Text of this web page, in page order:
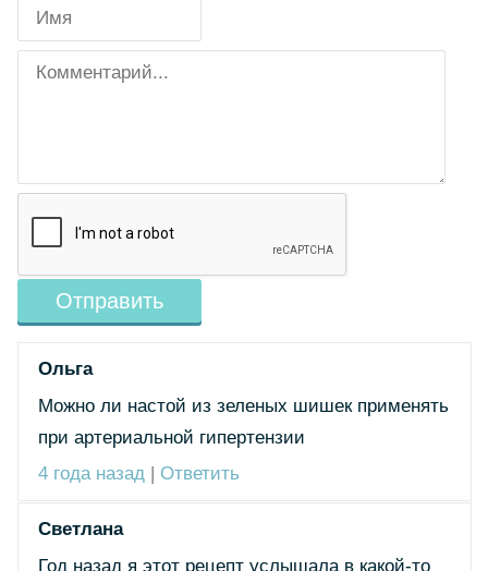
Ольга
Можно ли настой из зеленых шишек применять
при артериальной гипертензии
4 года назад | Ответить
Светлана
Год назад я этот рецепт услышала в какой-то